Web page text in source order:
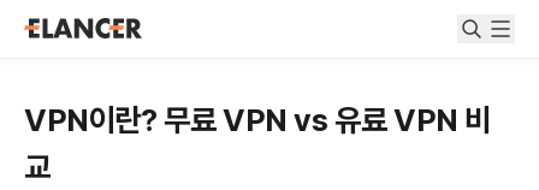
VPN이란? 무료 VPN vs 유료 VPN 비
교